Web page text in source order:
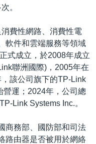
。
費性網路、消費性電
軟件和雲端服務等領域
式成立，於2008年成立
聯洲國際)，2005年在
該公司旗下的TP-Link
營運；2024年，公司總
Link Systems Inc.。
商務部、國防部和司法
路由器是否被用於網絡